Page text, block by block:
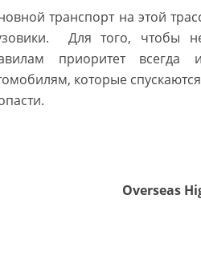
транспорт на этой
Для того, чтобы
приоритет
которые
Overseas